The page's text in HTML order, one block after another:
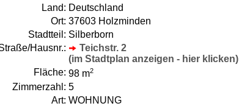
Land: Deutschland
Ort: 37603 Holzminden
Stadtteil: Silberborn
Hausnr.:
Teichstr. 2
(im Stadtplan anzeigen - hier klicken)
Fläche: 98 m2
Zimmerzahl: 5
Art: WOHNUNG